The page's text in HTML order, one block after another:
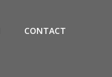
CONTACT